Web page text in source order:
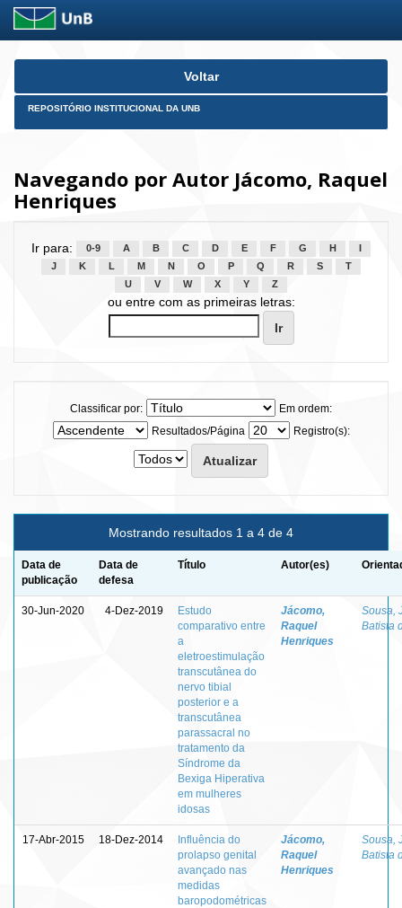
Skip
Voltar
REPOSITÓRIO INSTITUCIONAL DA UNB
Navegando por Autor Jácomo, Raquel
Henriques
Ir para: 0-9 A B C D E F G H
J
K L M N O P Q R S
T
U
V W X Y Z
ou entre com as primeiras letras:
Classificar por:
Em ordem:
Resultados/Página
Registro(s):
Mostrando resultados 1 a 4 de 4
Data de
publicação
Data de
defesa
Título Autor(es)
30-Jun-2020 4-Dez-2019
Estudo
comparativo entre
a
eletroestimulação
transcutânea do
nervo tibial
posterior e a
transcutânea
parassacral no
tratamento da
Síndrome da
Bexiga Hiperativa
em mulheres
idosas
Jácomo,
Raquel
Henriques
Sousa,
Batista
17-Abr-2015 18-Dez-2014
Influência do
prolapso genital
avançado nas
medidas
baropodométricas
Jácomo,
Raquel
Henriques
Sousa,
Batista